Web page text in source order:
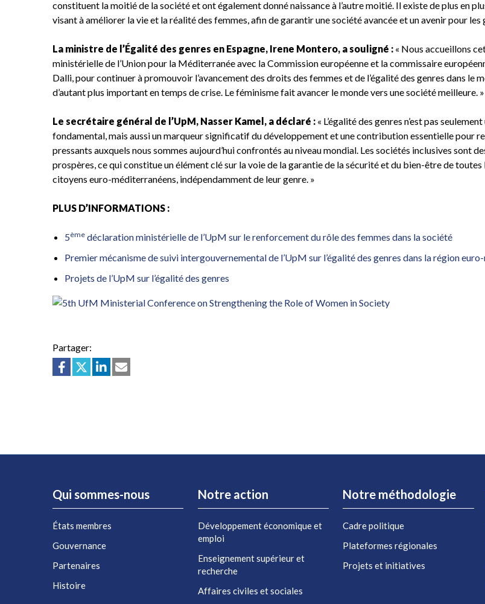
constituent la moitié de la société et ont également donné naissance à l’autre moitié. Il existe de plus en
visant à améliorer la vie et la réalité des femmes, afin de garantir une société avancée et un avenir pour les
La ministre de l’Égalité des genres en Espagne, Irene Montero, a souligné : « Nous accueillons
ministérielle de l’Union pour la Méditerranée avec la Commission européenne et la commissaire
Dalli, pour continuer à promouvoir l’avancement des droits des femmes et de l’égalité des genres dans le
d’autant plus important en temps de crise. Le féminisme fait avancer le monde vers une société meilleure. »
Le secrétaire général de l’UpM, Nasser Kamel, a déclaré : « L’égalité des genres n’est pas
fondamental, mais aussi un marqueur significatif du développement et une contribution essentielle pour
pressants auxquels nous sommes aujourd’hui confrontés au niveau mondial. Les sociétés inclusives sont
prospères, ce qui constitue un élément clé sur la voie de la garantie de la sécurité et du bien-être de
citoyens euro-méditerranéens, indépendamment de leur genre. »
PLUS D’INFORMATIONS :
5ème déclaration ministérielle de l’UpM sur le renforcement du rôle des femmes dans la société
Premier mécanisme de suivi intergouvernemental de l’UpM sur l’égalité des genres dans la région
Projets de l’UpM sur l’égalité des genres
Partager:
Qui sommes-nous
États membres
Gouvernance
Partenaires
Histoire
Notre action
Développement économique et
emploi
Enseignement supérieur et
recherche
Affaires civiles et sociales
Notre méthodologie
Cadre politique
Plateformes régionales
Projets et initiatives